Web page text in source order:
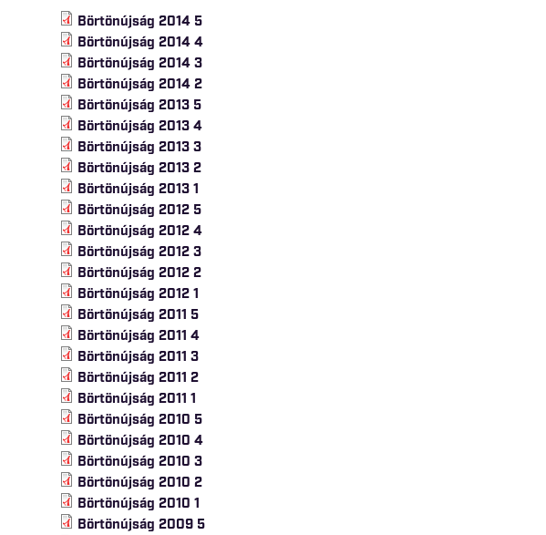
Börtönújság 2014 5
Börtönújság 2014 4
Börtönújság 2014 3
Börtönújság 2014 2
Börtönújság 2013 5
Börtönújság 2013 4
Börtönújság 2013 3
Börtönújság 2013 2
Börtönújság 2013 1
Börtönújság 2012 5
Börtönújság 2012 4
Börtönújság 2012 3
Börtönújság 2012 2
Börtönújság 2012 1
Börtönújság 2011 5
Börtönújság 2011 4
Börtönújság 2011 3
Börtönújság 2011 2
Börtönújság 2011 1
Börtönújság 2010 5
Börtönújság 2010 4
Börtönújság 2010 3
Börtönújság 2010 2
Börtönújság 2010 1
Börtönújság 2009 5